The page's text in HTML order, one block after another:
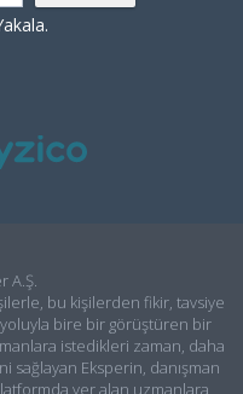
A.Ş.
bu kişilerden fikir, tavsiye
bire bir görüştüren bir
istedikleri zaman, daha
sağlayan Eksperin, danışman
yer alan uzmanlara